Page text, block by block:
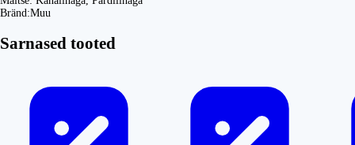
Bränd:Muu
Sarnased tooted